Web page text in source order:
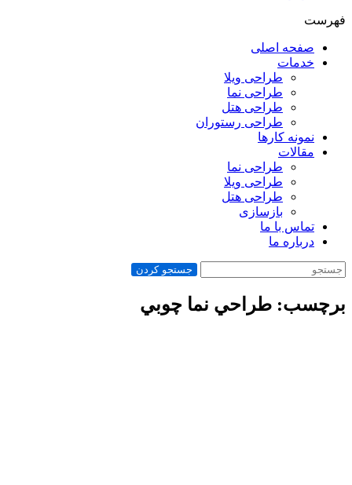
فهرست
صفحه اصلی
خدمات
طراحی ویلا
طراحی نما
طراحی هتل
طراحی رستوران
نمونه کارها
مقالات
طراحی نما
طراحی ویلا
طراحی هتل
بازسازی
تماس با ما
درباره ما
جستجو کردن
برچسب: طراحي نما چوبي